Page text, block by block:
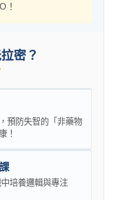
！
密？
預防失智的「非藥物
！
培養邏輯與專注